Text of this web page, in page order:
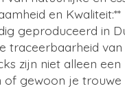
en Kwaliteit:**
geproduceerd in
traceerbaarheid
zijn niet alleen
of gewoon je trouwe